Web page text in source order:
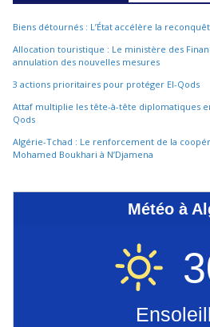
Biens détournés : L’État accélère la
Allocation touristique : Le ministère des
annulation des nouvelles mesures
3 actions prioritaires pour protéger El-Qods
Attaf multiplie les tête-à-tête diplomatiques
Qods
Algérie-Tchad : Le renforcement de la
Mohamed Boukhari à N’Djamena
Météo à